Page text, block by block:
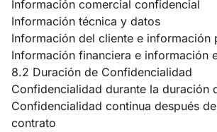
Información comercial confidencial
Información técnica y datos
Información del cliente e información
Información financiera e información
8.2 Duración de Confidencialidad
Confidencialidad durante la duración
Confidencialidad continua después
contrato